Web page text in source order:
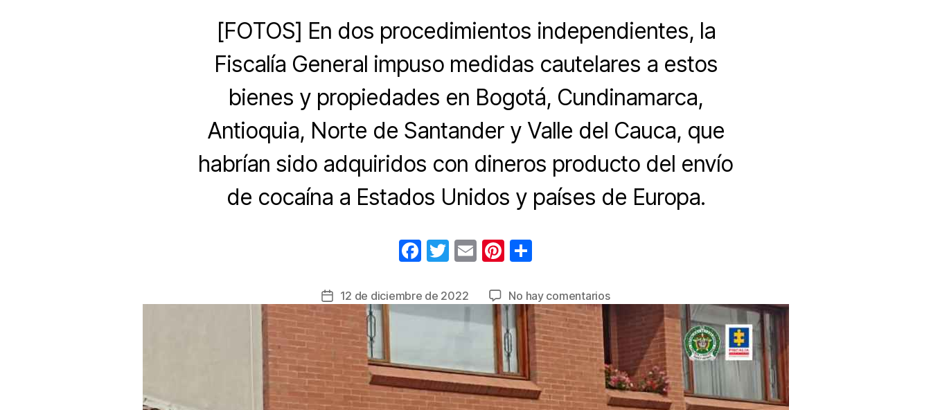
[FOTOS] En dos procedimientos independientes, la
Fiscalía General impuso medidas cautelares a estos
bienes y propiedades en Bogotá, Cundinamarca,
Antioquia, Norte de Santander y Valle del Cauca, que
habrían sido adquiridos con dineros producto del envío
de cocaína a Estados Unidos y países de Europa.
F
c
e
o
o
T
tt
er
E
ail
Pi
er
e
st
m
p
ar
tir
Fecha
la
entrada
12 de diciembre de 2022 No hay comentariosen
dominio
a
46
bienes